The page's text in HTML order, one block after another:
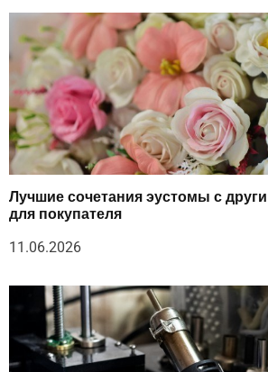
Лучшие сочетания эустомы с
для покупателя
11.06.2026